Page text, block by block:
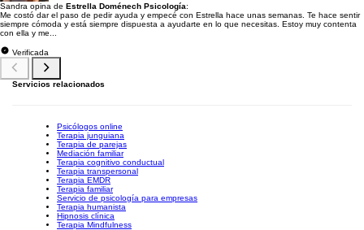
Sandra opina de Estrella Doménech Psicología:
Me costó dar el paso de pedir ayuda y empecé con Estrella hace unas semanas. Te hace sentir
siempre cómoda y está siempre dispuesta a ayudarte en lo que necesitas. Estoy muy contenta
con ella y me...
Verificada
Servicios relacionados
Psicólogos online
Terapia junguiana
Terapia de parejas
Mediación familiar
Terapia cognitivo conductual
Terapia transpersonal
Terapia EMDR
Terapia familiar
Servicio de psicología para empresas
Terapia humanista
Hipnosis clínica
Terapia Mindfulness